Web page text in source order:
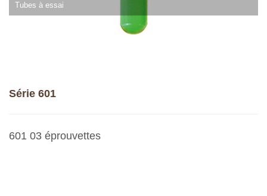
Tubes à essai
Série 601
601 03 éprouvettes